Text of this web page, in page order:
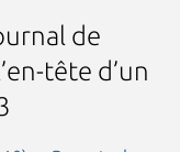
de
tête d’un